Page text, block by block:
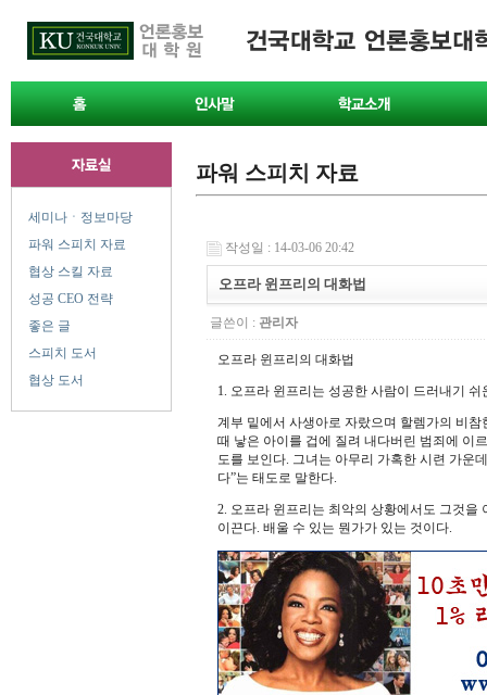
세미나ㆍ정보마당
파워 스피치 자료
협상 스킬 자료
성공 CEO 전략
좋은 글
스피치 도서
협상 도서
파워 스피치 자료
작성일 : 14-03-06 20:42
오프라 윈프리의 대화법
글쓴이 : 관리자
오프라 윈프리의 대화법
1. 오프라 윈프리는 성공한 사람이 드러내기
계부 밑에서 사생아로 자랐으며 할렘가의 비
때 낳은 아이를 겁에 질려 내다버린 범죄에 이
도를 보인다. 그녀는 아무리 가혹한 시련 가운
다”는 태도로 말한다.
2. 오프라 윈프리는 최악의 상황에서도 그것을
이끈다. 배울 수 있는 뭔가가 있는 것이다.